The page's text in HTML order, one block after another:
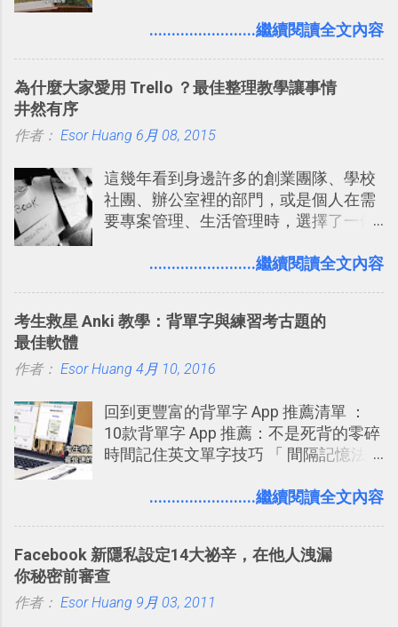
稱。 在規劃路線之外，自訂地圖還能補
時帶來好心情，二方面事後就是最好的
享合作，讓彼此都能在手機上查看這次
要製作家庭相框 用照片來當小禮物 把照
片？而且最好能不花時間、立即拿到、
（或是沒有好的印表機），又不想跑照
提供了印照片的服務 ，而且價格不貴，
可以立即拿到，操作流程也十分簡單。
之前我在電腦玩物分享過：「 不需買印
方便教學 」。這篇文章則從印照片出
........................繼續閱讀全文內容
為什麼大家愛用 Trello ？最佳整理教學讓事情
井然有序
作者： Esor Huang 6月 08, 2015
這幾年看到身邊許多的創業團隊、學校
社團、辦公室裡的部門，或是個人在需
要專案管理、生活管理時，選擇了一個
一個什麼樣的管理工具，讓這麼多人都
念」的管理教學文章： 把 Evernote 當
Google Drive 變身 Trello ！幫雲端硬碟
著 Trello ，卻還沒有在電腦玩物上寫過
一篇完整的介紹！雖然錯過了幾年前第
一時間推薦 Trello 的時機，但在這段時
澱自己的使用方法，歸納出「 為什麼值
學。 2015/6/13 新增： 免費專案管理軟
體推薦！困難計畫簡單管理 13 種工具
2016 年新增 ： 如何將 Trello 切換到繁
........................繼續閱讀全文內容
考生救星 Anki 教學：背單字與練習考古題的
最佳軟體
作者： Esor Huang 4月 10, 2016
回到更豐富的背單字 App 推薦清單 ：
10款背單字 App 推薦：不是死背的零碎
時間記住英文單字技巧 「 間隔記憶法
短期記憶變成長期記憶。 舉例來說我今
強；然後下次快要忘記可能變成相隔一
個禮拜，這時再次複習，就能把記憶強
化，讓記憶延長到可能半個月；那時候
........................繼續閱讀全文內容
Facebook 新隱私設定14大祕辛，在他人洩漏
你秘密前審查
作者： Esor Huang 9月 03, 2011